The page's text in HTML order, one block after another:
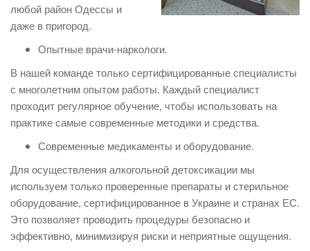
любой район Одессы и
даже в пригород.
Опытные врачи-наркологи.
В нашей команде только сертифицированные специалисты
с многолетним опытом работы. Каждый специалист
проходит регулярное обучение, чтобы использовать на
практике самые современные методики и средства.
Современные медикаменты и оборудование.
Для осуществления алкогольной детоксикации мы
используем только проверенные препараты и стерильное
оборудование, сертифицированное в Украине и странах ЕС.
Это позволяет проводить процедуры безопасно и
эффективно, минимизируя риски и неприятные ощущения.